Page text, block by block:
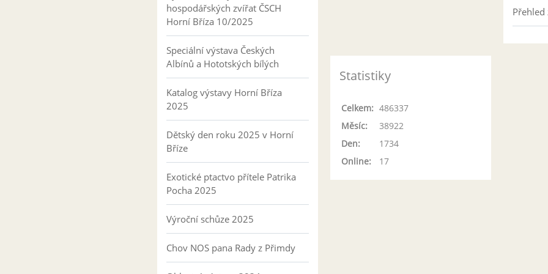
hospodářských zvířat ČSCH
Horní Bříza 10/2025
Speciální výstava Českých
Albínů a Hototských bílých
Katalog výstavy Horní Bříza
2025
Dětský den roku 2025 v Horní
Bříze
Exotické ptactvo přítele Patrika
Pocha 2025
Výroční schůze 2025
Chov NOS pana Rady z Přimdy
Statistiky
Online: 17
Celkem: 486337
Měsíc:
38922
Den:
1734